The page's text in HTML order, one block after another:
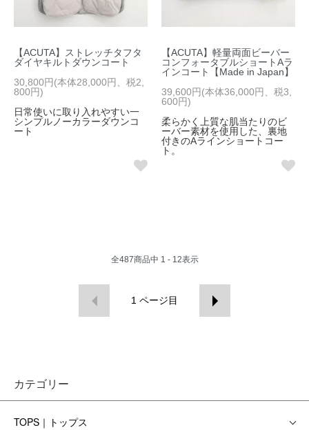
【ACUTA】ストレッチタフタ
ダイヤキルトダウンコート
30,800円(本体28,000円、税2,
800円)
日常使いに取り入れやすい一
シンプルノーカラーダウンコ
ート
【ACUTA】軽量両面ビーバー
コンフォータブルショートAラ
インコート【Made in Japan】
39,600円(本体36,000円、税3,
600円)
柔らかく上質な肌当たりのビ
ーバー素材を使用した、裏地
付きのAラインショートコー
ト。
全487商品中 1 - 12表示
1 ページ目
カテゴリー
TOPS｜トップス